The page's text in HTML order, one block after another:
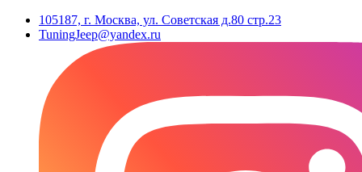
105187, г. Москва, ул. Советская д.80 стр.23
TuningJeep@yandex.ru